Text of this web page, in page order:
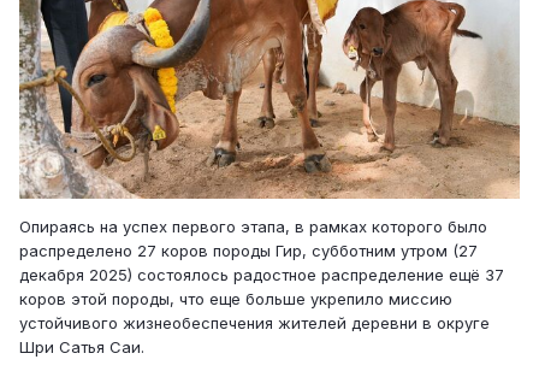
Опираясь на успех первого этапа, в рамках которого было
распределено 27 коров породы Гир, субботним утром (27
декабря 2025) состоялось радостное распределение ещё 37
коров этой породы, что еще больше укрепило миссию
устойчивого жизнеобеспечения жителей деревни в округе
Шри Сатья Саи.